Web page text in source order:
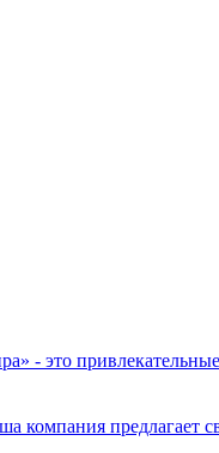
- это
компания предлагает